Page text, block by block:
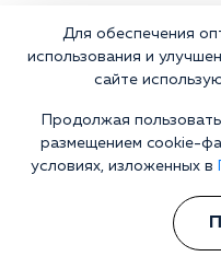
Для обеспечения
использования и
сайте
Продолжая
размещением cookie-
условиях, изложенных в